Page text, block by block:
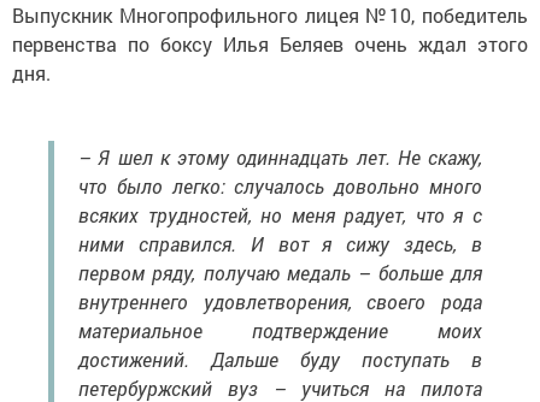
Выпускник Многопрофильного лицея №10, победитель
первенства по боксу Илья Беляев очень ждал этого
дня.
– Я шел к этому одиннадцать лет. Не скажу,
что было легко: случалось довольно много
всяких трудностей, но меня радует, что я с
ними справился. И вот я сижу здесь, в
первом ряду, получаю медаль – больше для
внутреннего удовлетворения, своего рода
материальное подтверждение моих
достижений. Дальше буду поступать в
петербуржский вуз – учиться на пилота